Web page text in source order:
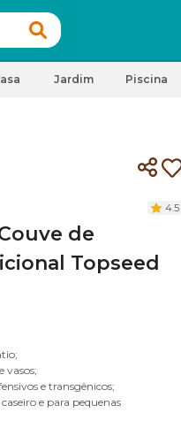
Jardim Piscina
4.5
de
Topseed
vasos;
e transgênicos;
e para pequenas